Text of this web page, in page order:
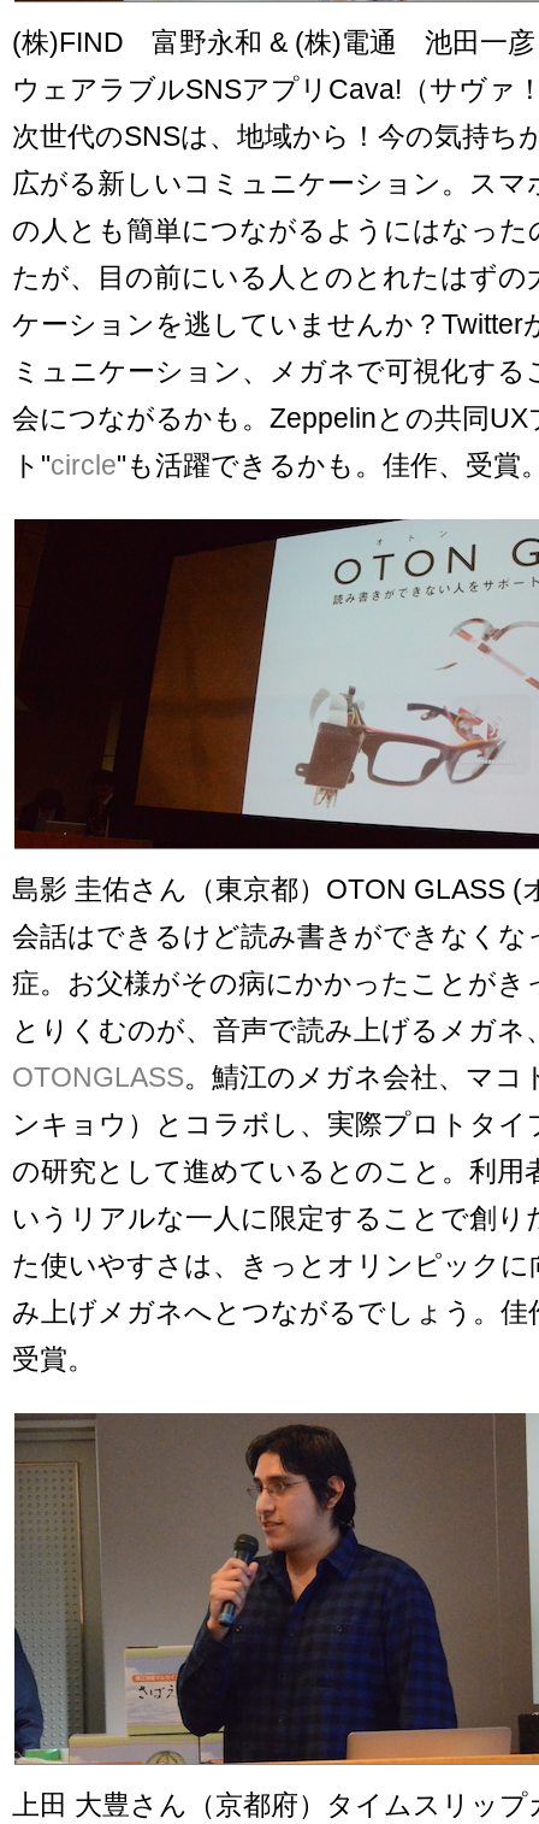
(株)FIND 富野永和 & (株)電通 池田一彦
ウェアラブルSNSアプリCava!（サヴァ
次世代のSNSは、地域から！今の気持ち
広がる新しいコミュニケーション。スマ
の人とも簡単につながるようにはなった
たが、目の前にいる人とのとれたはずの
ケーションを逃していませんか？Twitter
ミュニケーション、メガネで可視化する
会につながるかも。Zeppelinとの共同UX
ト"circle"も活躍できるかも。佳作、受賞
島影 圭佑さん（東京都）OTON GLASS (
会話はできるけど読み書きができなくな
症。お父様がその病にかかったことがき
とりくむのが、音声で読み上げるメガネ
OTONGLASS。鯖江のメガネ会社、マコ
ンキョウ）とコラボし、実際プロトタイ
の研究として進めているとのこと。利用
いうリアルな一人に限定することで創り
た使いやすさは、きっとオリンピックに
み上げメガネへとつながるでしょう。佳
受賞。
上田 大豊さん（京都府）タイムスリップ